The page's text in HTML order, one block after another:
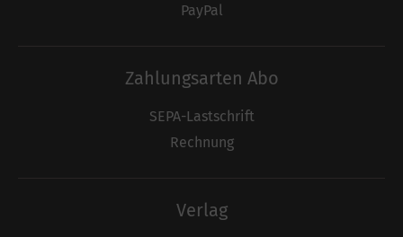
PayPal
Zahlungsarten Abo
SEPA-Lastschrift
Rechnung
Verlag